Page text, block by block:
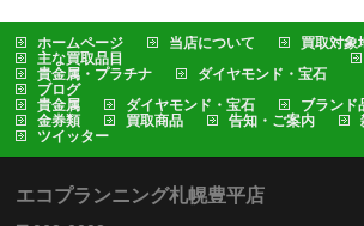
ホームページ 当店について
買取対象
主な買取品目
貴金属・プラチナ
ダイヤモンド・宝石
ブログ
貴金属
ダイヤモンド・宝石 ブランド
金券類
買取商品 告知・ご案内
ツイッター
エコプランニング札幌豊平店